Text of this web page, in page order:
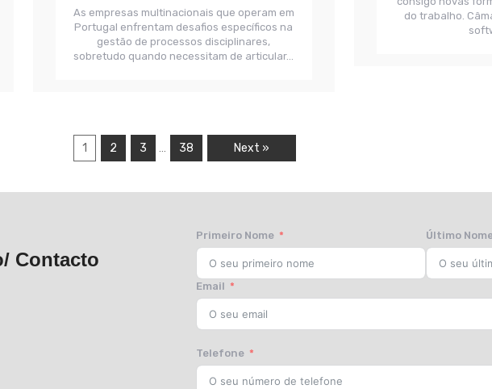
As empresas multinacionais que operam em
Portugal enfrentam desafios específicos na
gestão de processos disciplinares,
sobretudo quando necessitam de articular...
do trabalho.
1 2 3 38 Next »
Contacto
Primeiro Nome Último
Email
Telefone